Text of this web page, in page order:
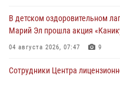
В детском оздоровительном
Марий Эл прошла акция
04 августа 2026, 07:47 9
Сотрудники Центра